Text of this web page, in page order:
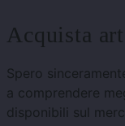
Acquista
Spero
a comprendere
disponibili sul